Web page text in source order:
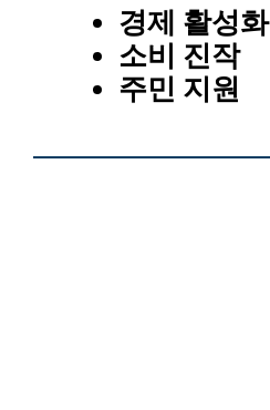
경제 활성화
소비 진작
주민 지원